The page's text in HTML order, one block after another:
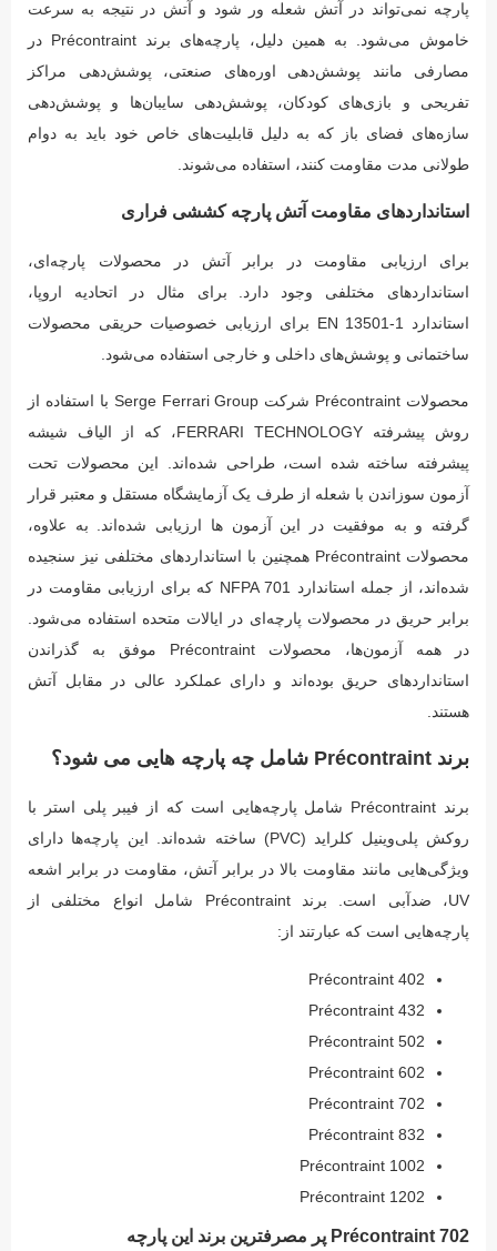
پارچه نمی‌تواند در آتش شعله ور شود و آتش در نتیجه به سرعت
خاموش می‌شود. به همین دلیل، پارچه‌های برند Précontraint در
مصارفی مانند پوشش‌دهی اوره‌های صنعتی، پوشش‌دهی مراکز
تفریحی و بازی‌های کودکان، پوشش‌دهی سایبان‌ها و پوشش‌دهی
سازه‌های فضای باز که به دلیل قابلیت‌های خاص خود باید به دوام
طولانی مدت مقاومت کنند، استفاده می‌شوند.
استانداردهای مقاومت آتش پارچه کششی فراری
برای ارزیابی مقاومت در برابر آتش در محصولات پارچه‌ای،
استاندارد‌های مختلفی وجود دارد. برای مثال در اتحادیه اروپا،
استاندارد EN 13501-1 برای ارزیابی خصوصیات حریقی محصولات
ساختمانی و پوشش‌های داخلی و خارجی استفاده می‌شود.
محصولات Précontraint شرکت Serge Ferrari Group با استفاده از
روش پیشرفته FERRARI TECHNOLOGY، که از الیاف شیشه
پیشرفته ساخته شده است، طراحی شده‌اند. این محصولات تحت
آزمون سوزاندن با شعله از طرف یک آزمایشگاه مستقل و معتبر قرار
گرفته و به موفقیت در این آزمون ها ارزیابی شده‌اند. به علاوه،
محصولات Précontraint همچنین با استانداردهای مختلفی نیز سنجیده
شده‌اند، از جمله استاندارد NFPA 701 که برای ارزیابی مقاومت در
برابر حریق در محصولات پارچه‌ای در ایالات متحده استفاده می‌شود.
در همه آزمون‌ها، محصولات Précontraint موفق به گذراندن
استانداردهای حریق بوده‌اند و دارای عملکرد عالی در مقابل آتش
هستند.
برند Précontraint شامل چه پارچه هایی می شود؟
برند Précontraint شامل پارچه‌هایی است که از فیبر پلی استر با
روکش پلی‌وینیل کلراید (PVC) ساخته شده‌اند. این پارچه‌ها دارای
ویژگی‌هایی مانند مقاومت بالا در برابر آتش، مقاومت در برابر اشعه
UV، ضدآبی است. برند Précontraint شامل انواع مختلفی از
پارچه‌هایی است که عبارتند از:
Précontraint 402
Précontraint 432
Précontraint 502
Précontraint 602
Précontraint 702
Précontraint 832
Précontraint 1002
Précontraint 1202
Précontraint 702 پر مصرفترین برند این پارچه